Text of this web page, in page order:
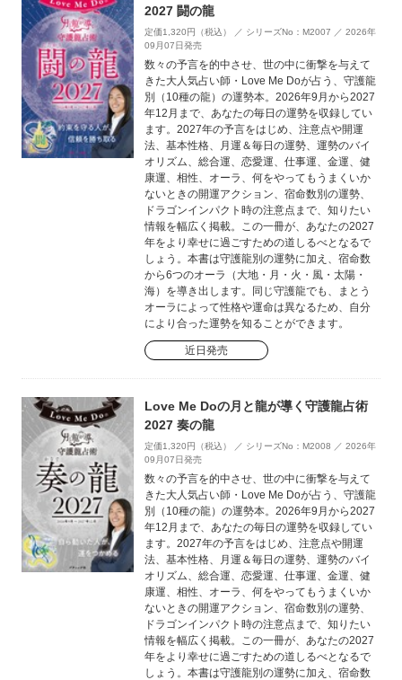
2027 闘の龍
定価1,320円（税込） ／ シリーズNo：M2007 ／ 2026年
09月07日発売
数々の予言を的中させ、世の中に衝撃を与えて
きた大人気占い師・Love Me Doが占う、守護龍
別（10種の龍）の運勢本。2026年9月から2027
年12月まで、あなたの毎日の運勢を収録してい
ます。2027年の予言をはじめ、注意点や開運
法、基本性格、月運＆毎日の運勢、運勢のバイ
オリズム、総合運、恋愛運、仕事運、金運、健
康運、相性、オーラ、何をやってもうまくいか
ないときの開運アクション、宿命数別の運勢、
ドラゴンインパクト時の注意点まで、知りたい
情報を幅広く掲載。この一冊が、あなたの2027
年をより幸せに過ごすための道しるべとなるで
しょう。本書は守護龍別の運勢に加え、宿命数
から6つのオーラ（大地・月・火・風・太陽・
海）を導き出します。同じ守護龍でも、まとう
オーラによって性格や運命は異なるため、自分
により合った運勢を知ることができます。
近日発売
Love Me Doの月と龍が導く守護龍占術
2027 奏の龍
定価1,320円（税込） ／ シリーズNo：M2008 ／ 2026年
09月07日発売
数々の予言を的中させ、世の中に衝撃を与えて
きた大人気占い師・Love Me Doが占う、守護龍
別（10種の龍）の運勢本。2026年9月から2027
年12月まで、あなたの毎日の運勢を収録してい
ます。2027年の予言をはじめ、注意点や開運
法、基本性格、月運＆毎日の運勢、運勢のバイ
オリズム、総合運、恋愛運、仕事運、金運、健
康運、相性、オーラ、何をやってもうまくいか
ないときの開運アクション、宿命数別の運勢、
ドラゴンインパクト時の注意点まで、知りたい
情報を幅広く掲載。この一冊が、あなたの2027
年をより幸せに過ごすための道しるべとなるで
しょう。本書は守護龍別の運勢に加え、宿命数